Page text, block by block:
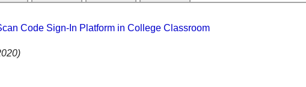
Code Sign-In Platform in College Classroom